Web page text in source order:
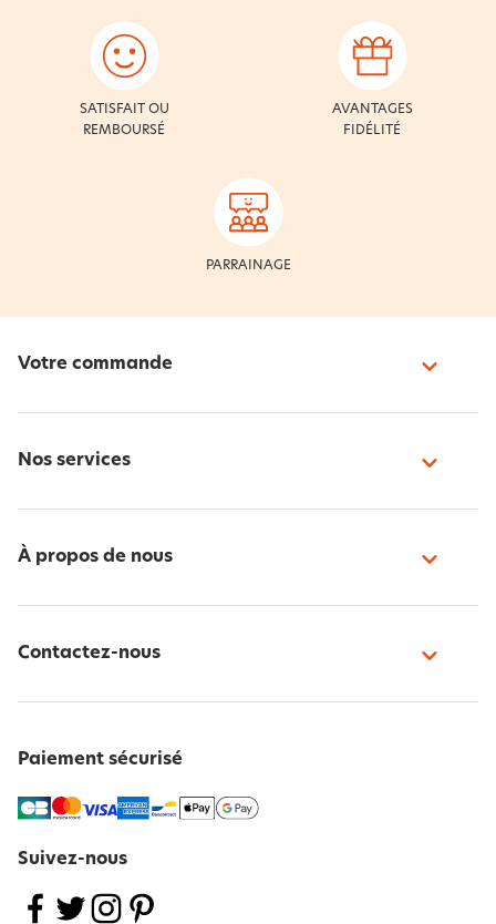
SATISFAIT OU
REMBOURSÉ
AVANTAGES
FIDÉLITÉ
PARRAINAGE
Votre commande
Nos services
À propos de nous
Contactez-nous
Paiement sécurisé
Suivez-nous